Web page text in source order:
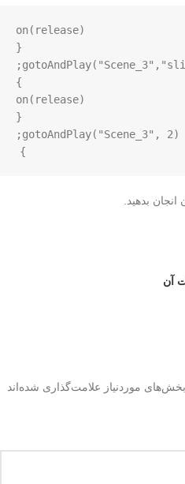
}
انجان بدهید.
آن
بخش‌های موردنیاز علامت‌گذاری شده‌اند